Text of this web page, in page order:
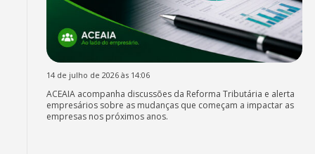
14 de julho de 2026 às 14:06
ACEAIA acompanha discussões da Reforma Tributária e alerta
empresários sobre as mudanças que começam a impactar as
empresas nos próximos anos.